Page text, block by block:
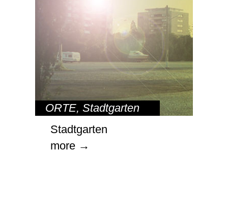
ORTE, Stadtgarten
Stadtgarten
more →